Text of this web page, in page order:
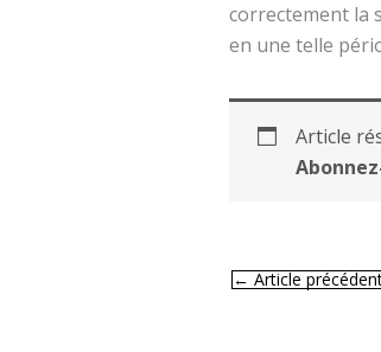
correctement la
en une telle
Article
← Article